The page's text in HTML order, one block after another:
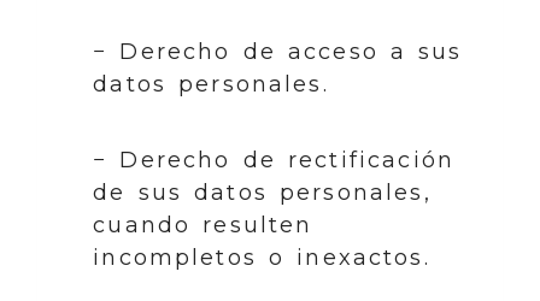
− Derecho de acceso a sus
datos personales.
− Derecho de rectificación
de sus datos personales,
cuando resulten
incompletos o inexactos.